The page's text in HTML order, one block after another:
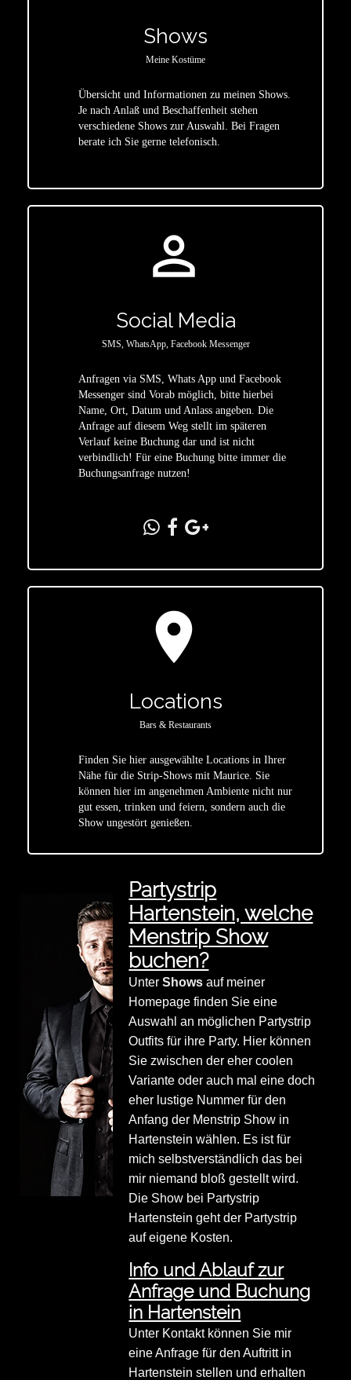
Shows
Meine Kostüme
Übersicht und Informationen zu meinen Shows.
Je nach Anlaß und Beschaffenheit stehen
verschiedene Shows zur Auswahl. Bei Fragen
berate ich Sie gerne telefonisch.
person_outline
Social Media
SMS, WhatsApp, Facebook Messenger
Anfragen via SMS, Whats App und Facebook
Messenger sind Vorab möglich, bitte hierbei
Name, Ort, Datum und Anlass angeben. Die
Anfrage auf diesem Weg stellt im späteren
Verlauf keine Buchung dar und ist nicht
verbindlich! Für eine Buchung bitte immer die
Buchungsanfrage nutzen!
location_on
Locations
Bars & Restaurants
Finden Sie hier ausgewählte Locations in Ihrer
Nähe für die Strip-Shows mit Maurice. Sie
können hier im angenehmen Ambiente nicht nur
gut essen, trinken und feiern, sondern auch die
Show ungestört genießen.
Partystrip
Hartenstein, welche
Menstrip Show
buchen?
UnterShows auf meiner
Homepage finden Sie eine
Auswahl an möglichen Partystrip
Outfits für ihre Party. Hier können
Sie zwischen der eher coolen
Variante oder auch mal eine doch
eher lustige Nummer für den
Anfang der Menstrip Show in
Hartenstein wählen. Es ist für
mich selbstverständlich das bei
mir niemand bloß gestellt wird.
Die Show bei Partystrip
Hartenstein geht der Partystrip
auf eigene Kosten.
Info und Ablauf zur
Anfrage und Buchung
in Hartenstein
Unter Kontakt können Sie mir
eine Anfrage für den Auftritt in
Hartenstein stellen und erhalten